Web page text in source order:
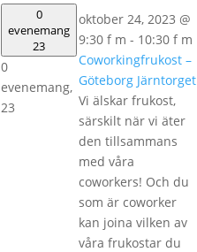
0
evenemang
23
0
evenemang,
23
oktober 24, 2023 @
9:30 f m - 10:30 f m
Coworkingfrukost –
Göteborg Järntorget
Vi älskar frukost,
särskilt när vi äter
den tillsammans
med våra
coworkers! Och du
som är coworker
kan joina vilken av
våra frukostar du